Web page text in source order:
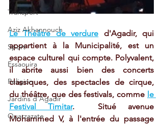
Transport
Aziz Akhannouch
Sport
Essaouira
Religion
Jardins d'Agadir
Ouarzazate
Le Théâtre de verdure d'Agadir, qui
appartient à la Municipalité, est un
espace culturel qui compte. Polyvalent,
il abrite aussi bien des concerts
classiques, des spectacles de cirque,
du théâtre, que des festivals, comme le
Festival Timitar.  Situé avenue
Mohammed V, à l'entrée du passage